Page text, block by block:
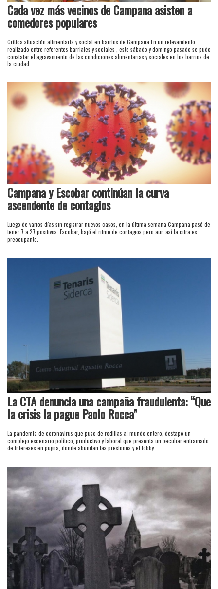
Cada vez más vecinos de Campana asisten a
comedores populares
Crítica situación alimentaria y social en barrios de Campana.En un relevamiento
realizado entre referentes barriales y sociales , este sábado y domingo pasado se pudo
constatar el agravamiento de las condiciones alimentarias y sociales en los barrios de
la ciudad.
Campana y Escobar continúan la curva
ascendente de contagios
Luego de varios días sin registrar nuevos casos, en la última semana Campana pasó de
tener 7 a 27 positivos. Escobar, bajó el ritmo de contagios pero aun así la cifra es
preocupante.
La CTA denuncia una campaña fraudulenta: “Que
la crisis la pague Paolo Rocca”
La pandemia de coronavirus que puso de rodillas al mundo entero, destapó un
complejo escenario político, productivo y laboral que presenta un peculiar entramado
de intereses en pugna, donde abundan las presiones y el lobby.